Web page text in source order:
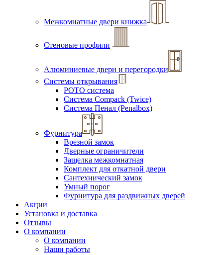
Межкомнатные двери книжка
Стеновые профили
Алюминиевые двери и перегородки
Системы открывания
РОТО система
Система Compack (Twice)
Система Пенал (Penalbox)
Фурнитура
Врезной замок
Дверные ограничители
Защелка межкомнатная
Комплект для откатной двери
Сантехнический замок
Умный порог
Фурнитура для раздвижных дверей
Акции
Установка и доставка
Отзывы
О компании
О компании
Наши работы